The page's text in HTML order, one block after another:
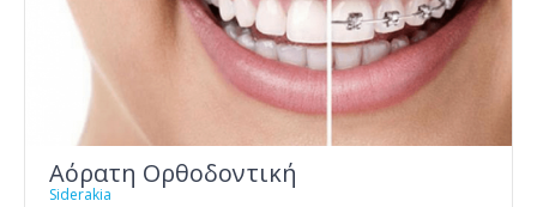
Αόρατη Ορθοδοντική
Siderakia